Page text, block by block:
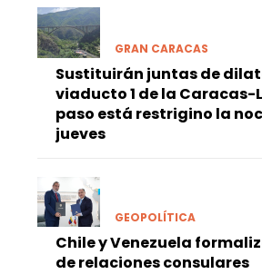
GRAN CARACAS
Sustituirán juntas de
viaducto 1 de la Caracas-
paso está restrigino la
jueves
GEOPOLÍTICA
Chile y Venezuela
de relaciones consulares